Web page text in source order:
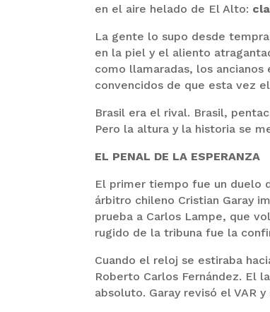
en el aire helado de El Alto:
La gente lo supo desde
en la piel y el aliento
como llamaradas, los
convencidos de que esta vez
Brasil era el rival. Brasil,
Pero la altura y la historia se
EL PENAL DE LA ESPERANZA
El primer tiempo fue un duelo
árbitro chileno Cristian Garay
prueba a Carlos Lampe, que
rugido de la tribuna fue la
Cuando el reloj se estiraba
Roberto Carlos Fernández. El
absoluto. Garay revisó el VAR